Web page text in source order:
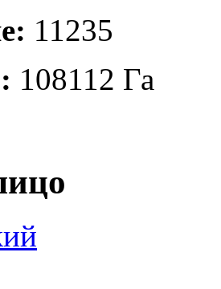
11235
108112 Га